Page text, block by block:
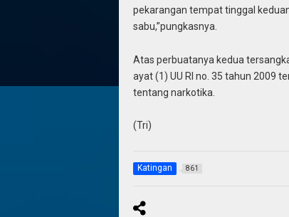
pekarangan tempat tinggal
sabu,”pungkasnya.
Atas perbuatanya kedua
ayat (1) UU RI no. 35 tahun 2009
tentang narkotika.
(Tri)
Katingan 861